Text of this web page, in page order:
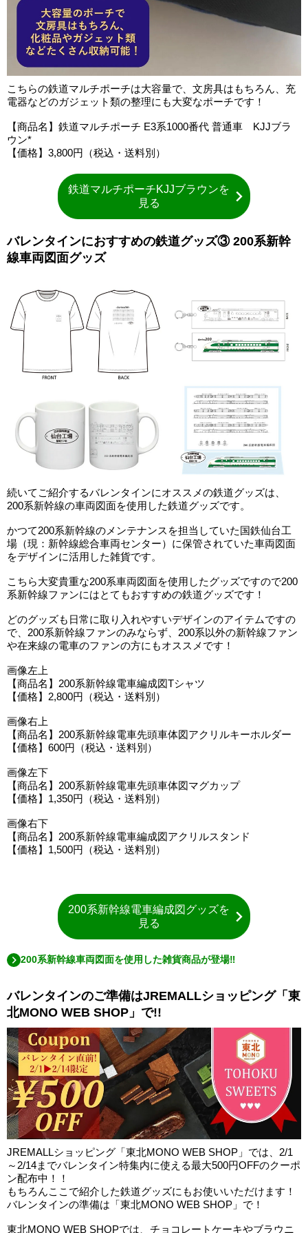
こちらの鉄道マルチポーチは大容量で、文房具はもちろん、充
電器などのガジェット類の整理にも大変なポーチです！
【商品名】鉄道マルチポーチ E3系1000番代 普通車 KJJブラ
ウン*
【価格】3,800円（税込・送料別）
鉄道マルチポーチKJJブラウンを
見る
バレンタインにおすすめの鉄道グッズ③ 200系新幹
線車両図面グッズ
続いてご紹介するバレンタインにオススメの鉄道グッズは、
200系新幹線の車両図面を使用した鉄道グッズです。
かつて200系新幹線のメンテナンスを担当していた国鉄仙台工
場（現：新幹線総合車両センター）に保管されていた車両図面
をデザインに活用した雑貨です。
こちら大変貴重な200系車両図面を使用したグッズですので200
系新幹線ファンにはとてもおすすめの鉄道グッズです！
どのグッズも日常に取り入れやすいデザインのアイテムですの
で、200系新幹線ファンのみならず、200系以外の新幹線ファン
や在来線の電車のファンの方にもオススメです！
画像左上
【商品名】200系新幹線電車編成図Tシャツ
【価格】2,800円（税込・送料別）
画像右上
【商品名】200系新幹線電車先頭車体図アクリルキーホルダー
【価格】600円（税込・送料別）
画像左下
【商品名】200系新幹線電車先頭車体図マグカップ
【価格】1,350円（税込・送料別）
画像右下
【商品名】200系新幹線電車編成図アクリルスタンド
【価格】1,500円（税込・送料別）
200系新幹線電車編成図グッズを
見る
200系新幹線車両図面を使用した雑貨商品が登場‼
バレンタインのご準備はJREMALLショッピング「東
北MONO WEB SHOP」で!!
JREMALLショッピング「東北MONO WEB SHOP」では、2/1
～2/14までバレンタイン特集内に使える最大500円OFFのクーポ
ン配布中！！
もちろんここで紹介した鉄道グッズにもお使いいただけます！
バレンタインの準備は「東北MONO WEB SHOP」で！
東北MONO WEB SHOPでは、チョコレートケーキやブラウニ